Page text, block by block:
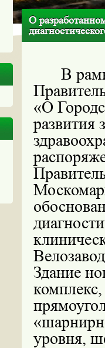
О
В
«О
развития
Здание
уровня,